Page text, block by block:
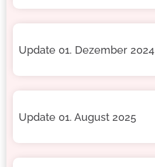
Update 01. Dezember 2024
Update 01. August 2025